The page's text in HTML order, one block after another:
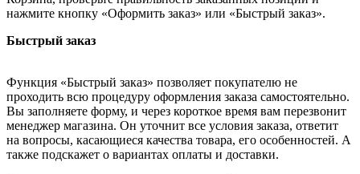
нажмите кнопку «Оформить заказ» или «Быстрый заказ».
Быстрый заказ
Функция «Быстрый заказ» позволяет покупателю не
проходить всю процедуру оформления заказа самостоятельно.
Вы заполняете форму, и через короткое время вам перезвонит
менеджер магазина. Он уточнит все условия заказа, ответит
на вопросы, касающиеся качества товара, его особенностей. А
также подскажет о вариантах оплаты и доставки.